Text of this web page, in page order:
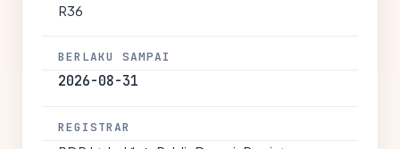
R36
BERLAKU SAMPAI
2026-08-31
REGISTRAR